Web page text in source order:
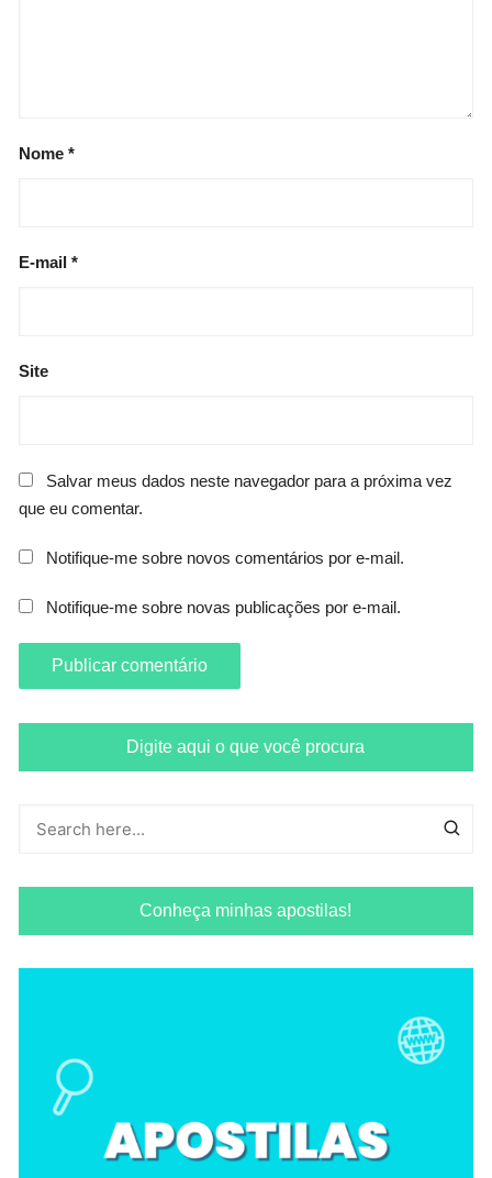
Nome*
E-mail*
Site
Salvar meus dados neste navegador para a próxima vez
que eu comentar.
Notifique-me sobre novos comentários por e-mail.
Notifique-me sobre novas publicações por e-mail.
Digite aqui o que você procura
Conheça minhas apostilas!